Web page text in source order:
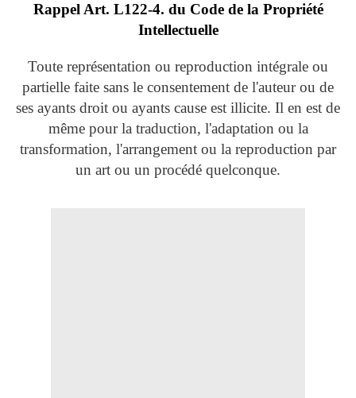
Rappel Art. L122-4. du Code de la Propriété
Intellectuelle
Toute représentation ou reproduction intégrale ou
partielle faite sans le consentement de l'auteur ou de
ses ayants droit ou ayants cause est illicite. Il en est de
même pour la traduction, l'adaptation ou la
transformation, l'arrangement ou la reproduction par
un art ou un procédé quelconque.